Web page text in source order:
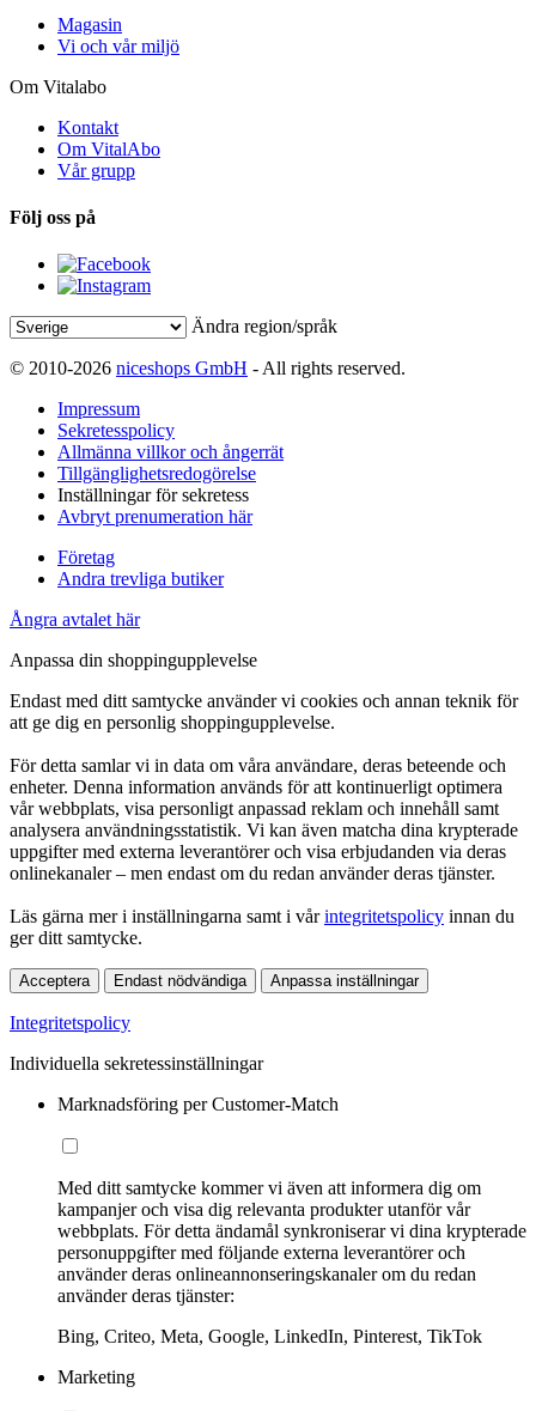
Magasin
Vi och vår miljö
Om Vitalabo
Kontakt
Om VitalAbo
Vår grupp
Följ oss på
Ändra region/språk
© 2010-2026 niceshops GmbH - All rights reserved.
Impressum
Sekretesspolicy
Allmänna villkor och ångerrät
Tillgänglighetsredogörelse
Inställningar för sekretess
Avbryt prenumeration här
Företag
Andra trevliga butiker
Ångra avtalet här
Anpassa din shoppingupplevelse
Endast med ditt samtycke använder vi cookies och annan teknik för
att ge dig en personlig shoppingupplevelse.
För detta samlar vi in data om våra användare, deras beteende och
enheter. Denna information används för att kontinuerligt optimera
vår webbplats, visa personligt anpassad reklam och innehåll samt
analysera användningsstatistik. Vi kan även matcha dina krypterade
uppgifter med externa leverantörer och visa erbjudanden via deras
onlinekanaler – men endast om du redan använder deras tjänster.
Läs gärna mer i inställningarna samt i vårintegritetspolicy innan du
ger ditt samtycke.
Acceptera Endast nödvändiga Anpassa inställningar
Integritetspolicy
Individuella sekretessinställningar
Marknadsföring per Customer-Match
Med ditt samtycke kommer vi även att informera dig om
kampanjer och visa dig relevanta produkter utanför vår
webbplats. För detta ändamål synkroniserar vi dina krypterade
personuppgifter med följande externa leverantörer och
använder deras onlineannonseringskanaler om du redan
använder deras tjänster:
Bing, Criteo, Meta, Google, LinkedIn, Pinterest, TikTok
Marketing